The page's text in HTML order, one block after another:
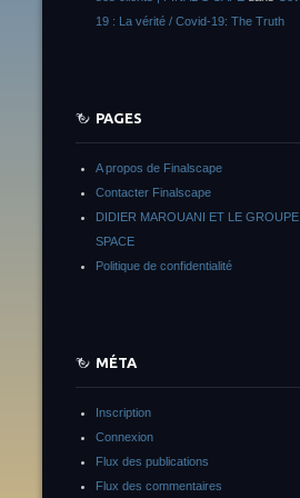
19 : La vérité / Covid-19: The Truth
PAGES
A propos de Finalscape
Contacter Finalscape
DIDIER MAROUANI ET LE GROUPE
SPACE
Politique de confidentialité
MÉTA
Inscription
Connexion
Flux des publications
Flux des commentaires